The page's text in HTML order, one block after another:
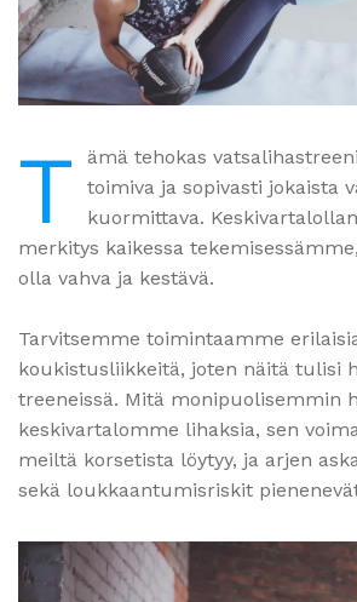
T
ämä tehokas
toimiva ja sopivasti jokaista
kuormittava.
merkitys kaikessa
olla vahva ja kestävä.
Tarvitsemme toimintaamme
koukistusliikkeitä, joten näitä tulisi
treeneissä. Mitä monipuolisemmin
keskivartalomme lihaksia, sen
meiltä korsetista löytyy, ja arjen
sekä loukkaantumisriskit